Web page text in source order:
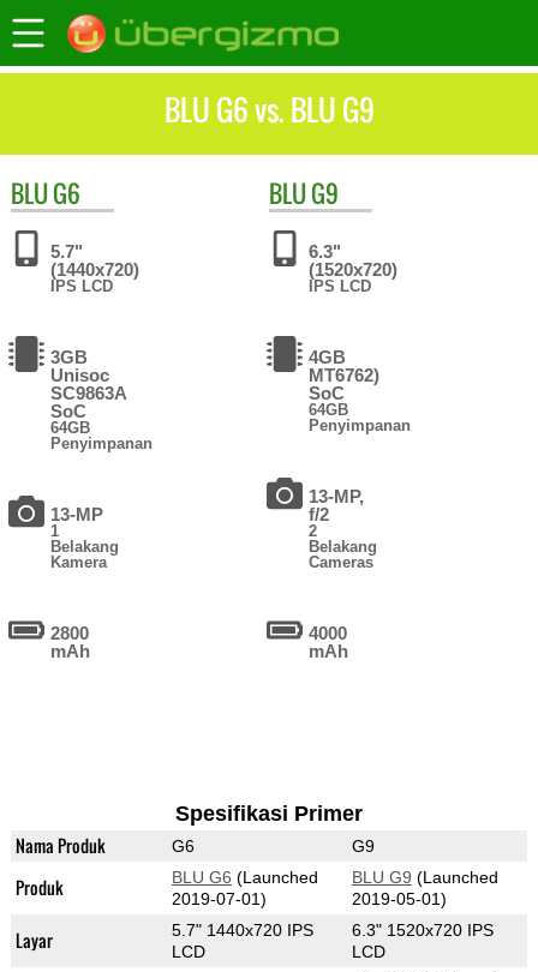
BLU G6 vs. BLU G9
BLUG6
5.7"
(1440x720)
IPS LCD
3GB
Unisoc
SC9863A
SoC
64GB
Penyimpanan
13-MP
1
Belakang
Kamera
2800
mAh
BLUG9
6.3"
(1520x720)
IPS LCD
4GB
MT6762)
SoC
64GB
Penyimpanan
13-MP,
f/2
2
Belakang
Cameras
4000
mAh
Spesifikasi Primer
Nama Produk G6 G9
Produk BLU G6 (Launched
2019-07-01)
BLU G9 (Launched
2019-05-01)
Layar
5.7" 1440x720 IPS
LCD
6.3" 1520x720 IPS
LCD